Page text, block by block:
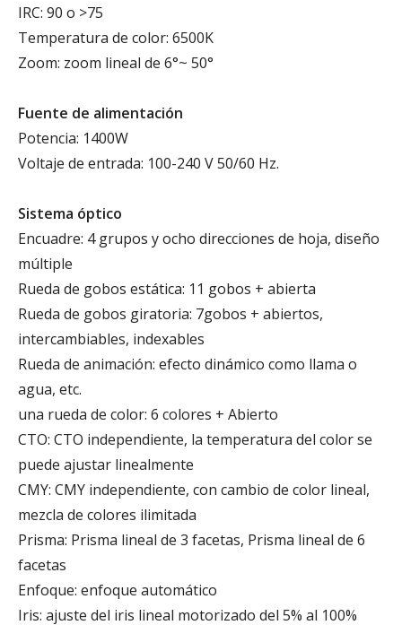
IRC: 90 o >75
Temperatura de color: 6500K
Zoom: zoom lineal de 6°~ 50°
Fuente de alimentación
Potencia: 1400W
Voltaje de entrada: 100-240 V 50/60 Hz.
Sistema óptico
Encuadre: 4 grupos y ocho direcciones de hoja, diseño
múltiple
Rueda de gobos estática: 11 gobos + abierta
Rueda de gobos giratoria: 7gobos + abiertos,
intercambiables, indexables
Rueda de animación: efecto dinámico como llama o
agua, etc.
una rueda de color: 6 colores + Abierto
CTO: CTO independiente, la temperatura del color se
puede ajustar linealmente
CMY: CMY independiente, con cambio de color lineal,
mezcla de colores ilimitada
Prisma: Prisma lineal de 3 facetas, Prisma lineal de 6
facetas
Enfoque: enfoque automático
Iris: ajuste del iris lineal motorizado del 5% al ​​100%